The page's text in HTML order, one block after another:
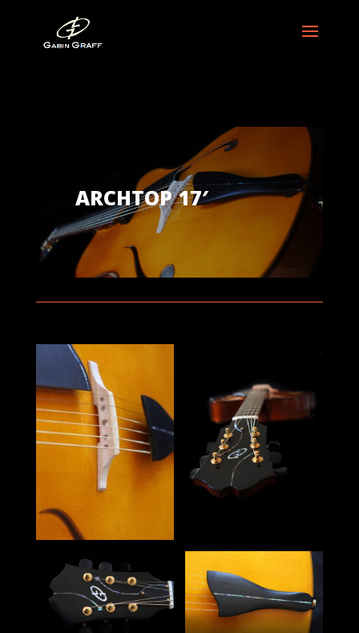
ARCHTOP 17′